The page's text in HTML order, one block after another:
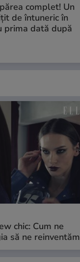
complet! Un
de întuneric în
prima dată după
chic: Cum ne
să ne reinventăm